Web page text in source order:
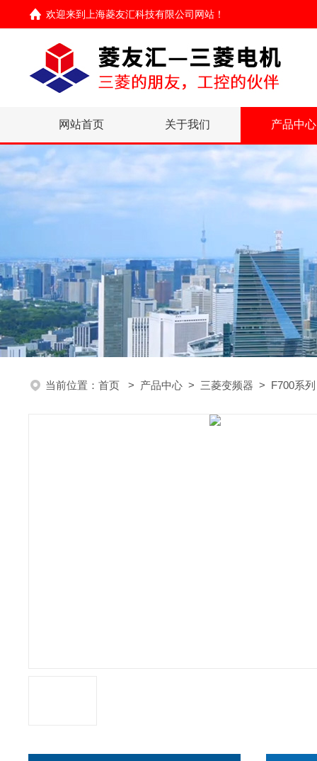
欢迎来到 上海菱友汇科技有限公司网站 ！
网站首页 关于我们 产品中心
当前位置： 首页 > 产品中心 > 三菱变频器 > F700系列